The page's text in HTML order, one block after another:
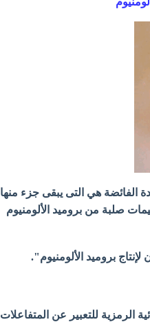
الفائضة هي التى يبقى جزء منها
صلبة من بروميد الألومنيوم
لإنتاج بروميد الألومنيوم".
الرمزية للتعبير عن المتفاعلات